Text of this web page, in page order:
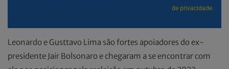
de privacidade.
Leonardo e Gusttavo Lima são fortes apoiadores do ex-
presidente Jair Bolsonaro e chegaram a se encontrar com